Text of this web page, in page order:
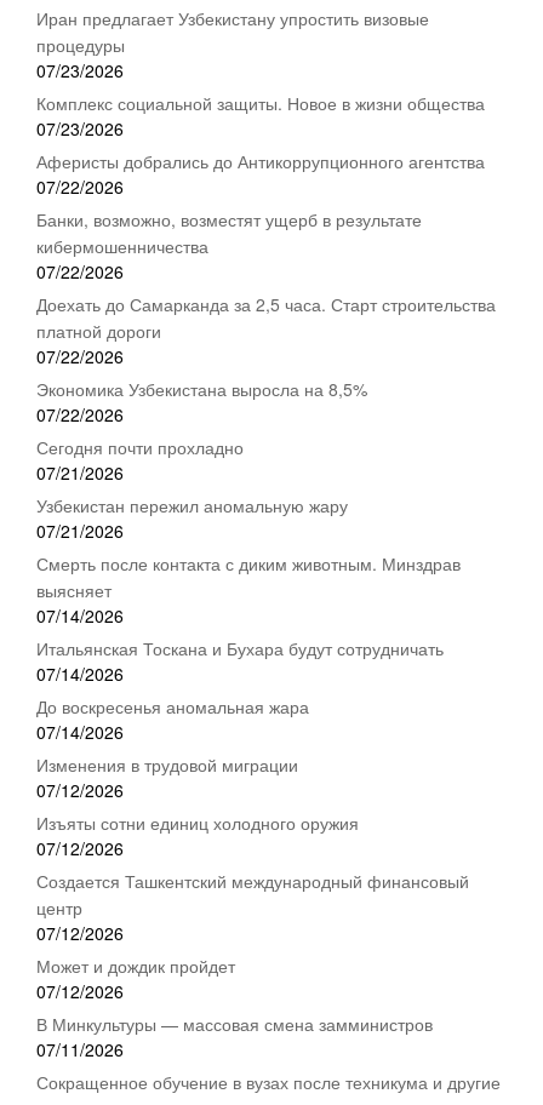
Иран предлагает Узбекистану упростить визовые
процедуры
07/23/2026
Комплекс социальной защиты. Новое в жизни общества
07/23/2026
Аферисты добрались до Антикоррупционного агентства
07/22/2026
Банки, возможно, возместят ущерб в результате
кибермошенничества
07/22/2026
Доехать до Самарканда за 2,5 часа. Старт строительства
платной дороги
07/22/2026
Экономика Узбекистана выросла на 8,5%
07/22/2026
Сегодня почти прохладно
07/21/2026
Узбекистан пережил аномальную жару
07/21/2026
Смерть после контакта с диким животным. Минздрав
выясняет
07/14/2026
Итальянская Тоскана и Бухара будут сотрудничать
07/14/2026
До воскресенья аномальная жара
07/14/2026
Изменения в трудовой миграции
07/12/2026
Изъяты сотни единиц холодного оружия
07/12/2026
Создается Ташкентский международный финансовый
центр
07/12/2026
Может и дождик пройдет
07/12/2026
В Минкультуры — массовая смена замминистров
07/11/2026
Сокращенное обучение в вузах после техникума и другие